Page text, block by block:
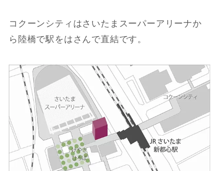
コクーンシティはさいたまスーパーアリーナか
ら陸橋で駅をはさんで直結です。